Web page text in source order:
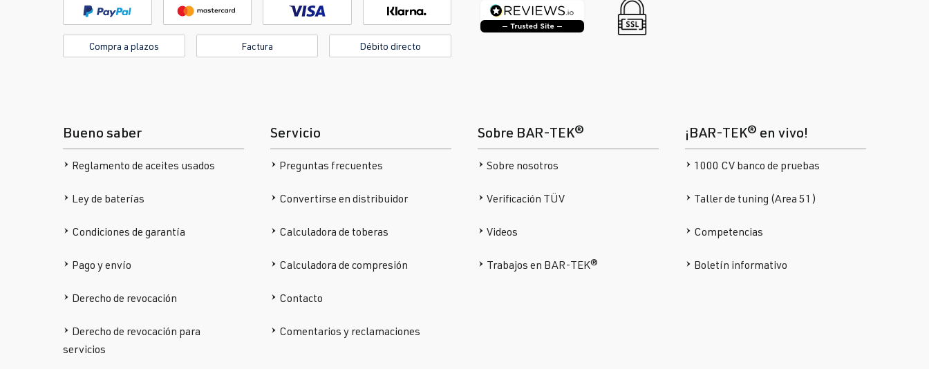
Compra a plazos Factura Débito directo
Bueno saber
Reglamento de aceites usados
Ley de baterías
Condiciones de garantía
Pago y envío
Derecho de revocación
Derecho de revocación para
servicios
Servicio
Preguntas frecuentes
Convertirse en distribuidor
Calculadora de toberas
Calculadora de compresión
Contacto
Comentarios y reclamaciones
Sobre BAR-TEK®
Sobre nosotros
Verificación TÜV
Videos
Trabajos en BAR-TEK®
¡BAR-TEK® en vivo!
1000 CV banco de pruebas
Taller de tuning (Area 51)
Competencias
Boletín informativo